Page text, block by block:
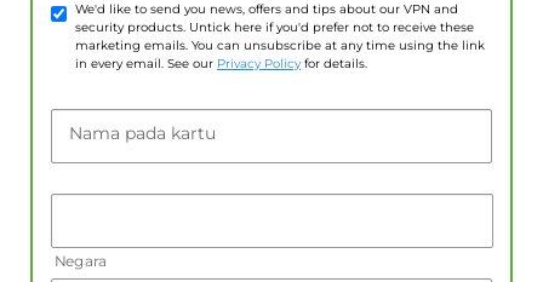
We'd like to send you news, offers and tips about our VPN and
security products. Untick here if you'd prefer not to receive these
marketing emails. You can unsubscribe at any time using the link
in every email. See our Privacy Policy for details.
Nama pada kartu
Negara